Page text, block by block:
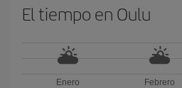
El tiempo en Oulu
Enero
Febrero